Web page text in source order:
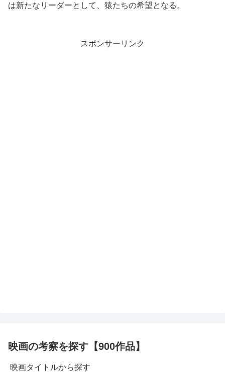
は新たなリーダーとして、猿たちの希望となる。
スポンサーリンク
映画の考察を探す【900作品】
映画タイトルから探す